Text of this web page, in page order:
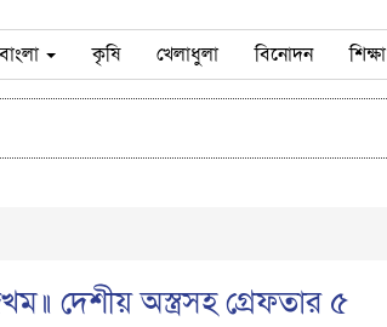
কৃষি খেলাধুলা বিনোদন শিক্ষা
দেশীয় অস্ত্রসহ গ্রেফতার ৫